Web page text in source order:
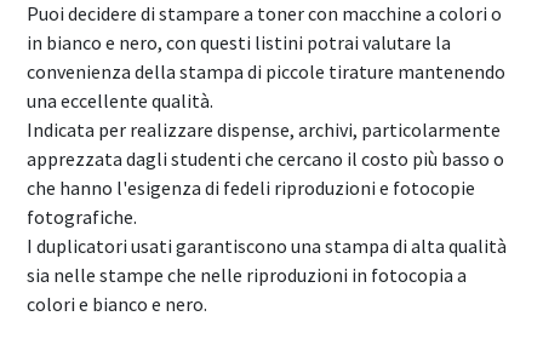
Puoi decidere di stampare a toner con macchine a colori o
in bianco e nero, con questi listini potrai valutare la
convenienza della stampa di piccole tirature mantenendo
una eccellente qualità.
Indicata per realizzare dispense, archivi, particolarmente
apprezzata dagli studenti che cercano il costo più basso o
che hanno l'esigenza di fedeli riproduzioni e fotocopie
fotografiche.
I duplicatori usati garantiscono una stampa di alta qualità
sia nelle stampe che nelle riproduzioni in fotocopia a
colori e bianco e nero.